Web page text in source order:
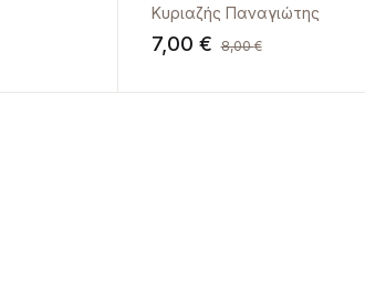
Κυριαζής Παναγιώτης
7,00 € 8,00€